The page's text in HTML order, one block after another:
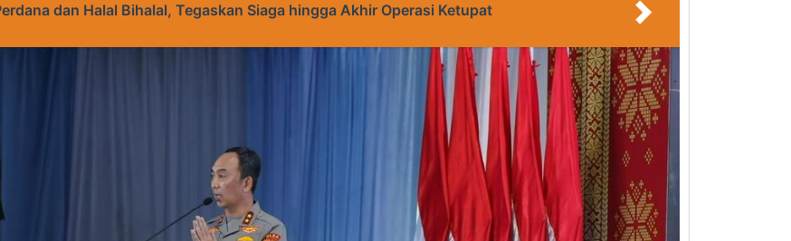
dan Halal Bihalal, Tegaskan Siaga hingga Akhir Operasi Ketupat